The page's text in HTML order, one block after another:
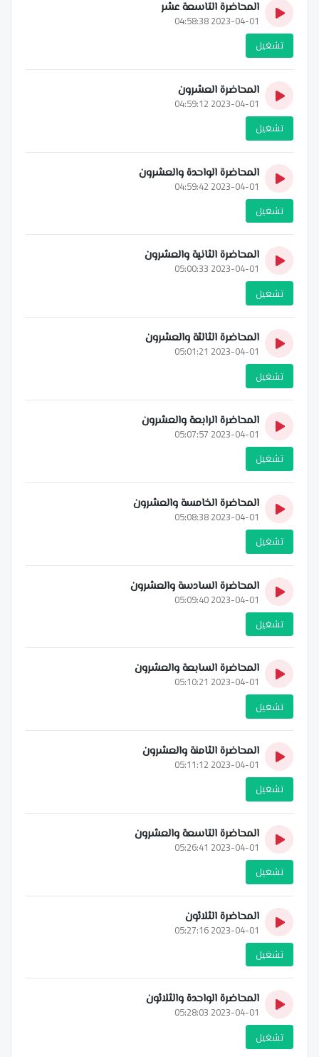
المحاضرة التاسعة عشر
2023-04-01 04:58:38
تشغيل
المحاضرة العشرون
2023-04-01 04:59:12
تشغيل
المحاضرة الواحدة والعشرون
2023-04-01 04:59:42
تشغيل
المحاضرة الثانية والعشرون
2023-04-01 05:00:33
تشغيل
المحاضرة الثالثة والعشرون
2023-04-01 05:01:21
تشغيل
المحاضرة الرابعة والعشرون
2023-04-01 05:07:57
تشغيل
المحاضرة الخامسة والعشرون
2023-04-01 05:08:38
تشغيل
المحاضرة السادسة والعشرون
2023-04-01 05:09:40
تشغيل
المحاضرة السابعة والعشرون
2023-04-01 05:10:21
تشغيل
المحاضرة الثامنة والعشرون
2023-04-01 05:11:12
تشغيل
المحاضرة التاسعة والعشرون
2023-04-01 05:26:41
تشغيل
المحاضرة الثلاثون
2023-04-01 05:27:16
تشغيل
المحاضرة الواحدة والثلاثون
2023-04-01 05:28:03
تشغيل